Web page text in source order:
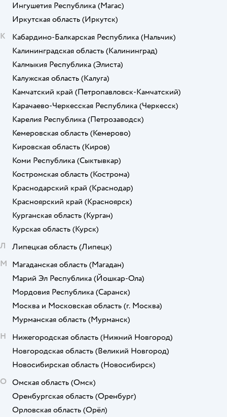
Ингушетия Республика (Магас)
Иркутская область (Иркутск)
К
Кабардино-Балкарская Республика (Нальчик)
Калининградская область (Калининград)
Калмыкия Республика (Элиста)
Калужская область (Калуга)
Камчатский край (Петропавловск-Камчатский)
Карачаево-Черкесская Республика (Черкесск)
Карелия Республика (Петрозаводск)
Кемеровская область (Кемерово)
Кировская область (Киров)
Коми Республика (Сыктывкар)
Костромская область (Кострома)
Краснодарский край (Краснодар)
Красноярский край (Красноярск)
Курганская область (Курган)
Курская область (Курск)
Л
Липецкая область (Липецк)
М Магаданская область (Магадан)
Марий Эл Республика (Йошкар-Ола)
Мордовия Республика (Саранск)
Москва и Московская область (г. Москва)
Мурманская область (Мурманск)
Н
Нижегородская область (Нижний Новгород)
Новгородская область (Великий Новгород)
Новосибирская область (Новосибирск)
О Омская область (Омск)
Оренбургская область (Оренбург)
Орловская область (Орёл)